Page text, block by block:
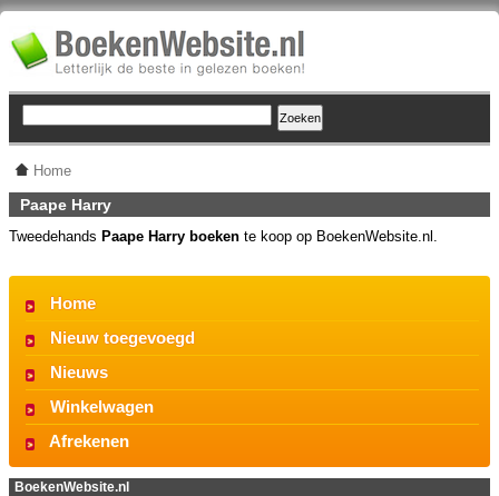
Home
Paape Harry
Tweedehands Paape Harry boeken te koop op BoekenWebsite.nl.
Home
Nieuw toegevoegd
Nieuws
Winkelwagen
Afrekenen
BoekenWebsite.nl